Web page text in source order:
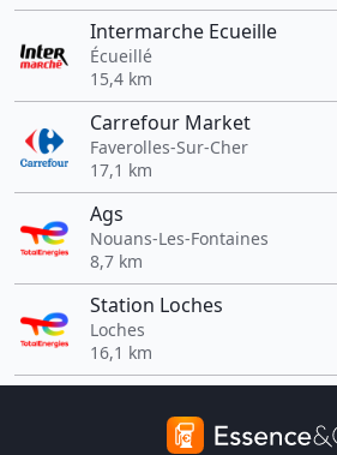
Intermarche Ecueille
Écueillé
15,4 km
Carrefour Market
Faverolles-Sur-Cher
17,1 km
Ags
Nouans-Les-Fontaines
8,7 km
Station Loches
Loches
16,1 km